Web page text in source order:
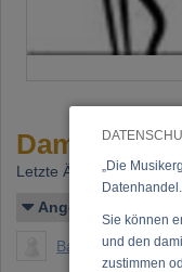
„Die
Sie können
und den
zustimmen
Damn
Letzte Änderung:
Angelegt von
BaLu (Michael